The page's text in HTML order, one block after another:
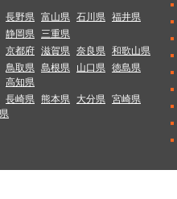
長野県 富山県 石川県 福井県
静岡県 三重県
京都府 滋賀県 奈良県 和歌山県
鳥取県 島根県 山口県 徳島県
高知県
長崎県 熊本県 大分県 宮崎県